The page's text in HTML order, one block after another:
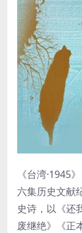
《台湾·1945
六集历史文献
史诗，以《还
废继绝》《正